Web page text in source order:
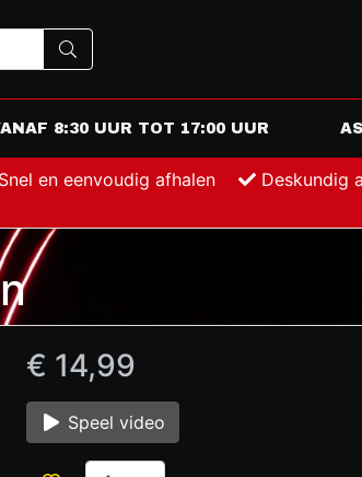
8:30 UUR TOT 17:00 UUR
en eenvoudig afhalen Deskundig
€ 14,99
Speel video